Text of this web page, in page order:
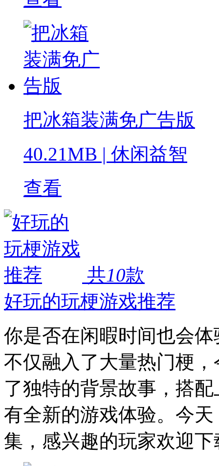
把冰箱装满免广告版
40.21MB | 休闲益智
查看
共10款
好玩的玩梗游戏推荐
你是否在闲暇时间也会
不仅融入了大量热门梗
了独特的背景故事，搭
有全新的游戏体验。今
集，感兴趣的玩家欢迎